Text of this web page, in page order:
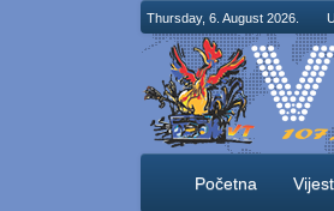
Thursday, 6. August 2026.
Početna